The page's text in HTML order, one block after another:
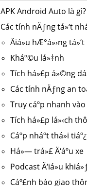
APK Android Auto là gì?
Các tính nÄƒng tá»‘t
Äiá»u hÆ°á»›ng
Kháº©u lá»‡nh
Tích há»£p á»©ng
Các tính nÄƒng an
Truy cáº­p nhanh vào
Tích há»£p lá»‹ch
Cáº­p nháº­t thá»i
Há»— trá»£ Ä‘áº­u xe
Podcast Ä‘iá»u
Cáº£nh báo giao